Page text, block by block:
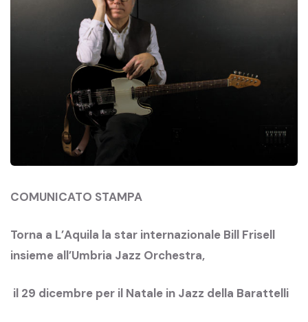
COMUNICATO STAMPA
Torna a L’Aquila la star internazionale Bill Frisell
insieme all’Umbria Jazz Orchestra,
il 29 dicembre per il Natale in Jazz della Barattelli